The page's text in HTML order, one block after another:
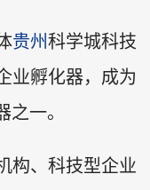
贵州科学城科技
业孵化器，成为
一。
构、科技型企业